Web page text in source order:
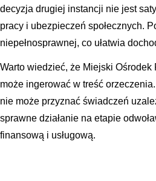
decyzja drugiej instancji nie jest
pracy i ubezpieczeń społecznych.
niepełnosprawnej, co ułatwia
Warto wiedzieć, że Miejski Ośrodek
może ingerować w treść
nie może przyznać świadczeń
sprawne działanie na etapie
finansową i usługową.